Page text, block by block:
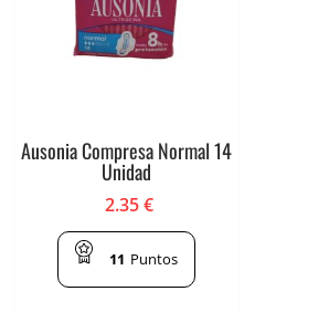
Ausonia Compresa Normal 14
Unidad
2.35€
11 Puntos